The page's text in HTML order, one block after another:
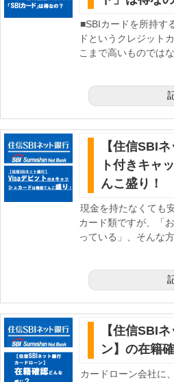
■SBIカードを所持す
ドというクレジット
こまで高いものでは
【住信SBI
ト付きキャ
んこ盛り！
現金を持たなくても
カード類ですが、「
っている」、そんな
【住信SBI
ン】の在籍
カードローン会社に